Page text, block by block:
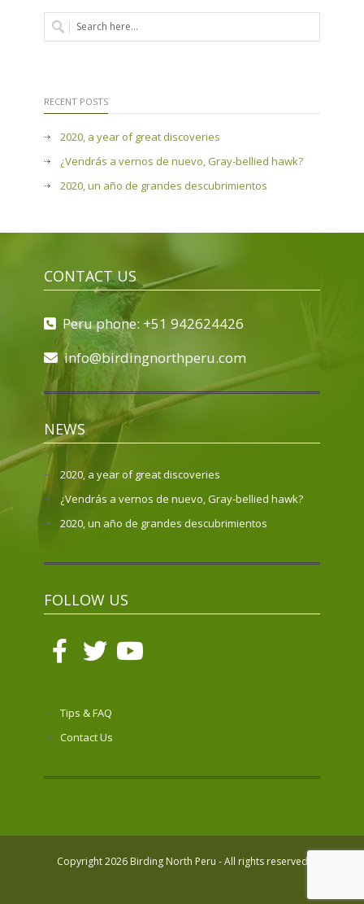
RECENT POSTS
2020, a year of great discoveries
¿Vendrás a vernos de nuevo, Gray-bellied hawk?
2020, un año de grandes descubrimientos
CONTACT US
Peru phone: +51 942624426
info@birdingnorthperu.com
NEWS
2020, a year of great discoveries
¿Vendrás a vernos de nuevo, Gray-bellied hawk?
2020, un año de grandes descubrimientos
FOLLOW US
Tips & FAQ
Contact Us
Copyright 2026 Birding North Peru - All rights reserved